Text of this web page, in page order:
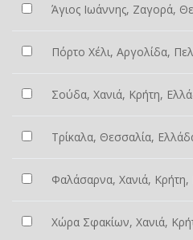
Άγιος Ιωάννης, Ζαγορά,
Πόρτο Χέλι, Αργολίδα,
Σούδα, Χανιά, Κρήτη,
Τρίκαλα, Θεσσαλία,
Φαλάσαρνα, Χανιά,
Χώρα Σφακίων, Χανιά,